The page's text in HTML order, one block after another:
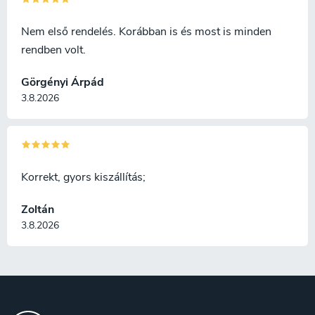
Görgényi Árpád
3.8.2026
Nem első rendelés. Korábban is és most is minden
rendben volt.
Zoltán
3.8.2026
Korrekt, gyors kiszállítás;